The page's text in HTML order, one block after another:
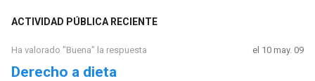
ACTIVIDAD PÚBLICA RECIENTE
Ha valorado "Buena" la respuesta el 10 may. 09
Derecho a dieta